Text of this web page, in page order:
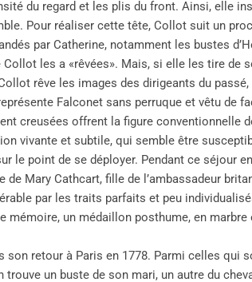
du regard et les plis du front. Ainsi, elle
Pour réaliser cette tête, Collot suit un
par Catherine, notamment les bustes
les a «rêvées». Mais, si elle les tire de
rêve les images des dirigeants du passé,
Falconet sans perruque et vêtu de
creusées offrent la figure conventionnelle
vivante et subtile, qui semble être
le point de se déployer. Pendant ce séjour
Mary Cathcart, fille de l’ambassadeur
par les traits parfaits et peu
mémoire, un médaillon posthume, en marbre
son retour à Paris en 1778. Parmi celles qui
un buste de son mari, un autre du